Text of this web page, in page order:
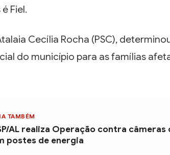
Fiel.
Cecília Rocha (PSC),
do município para as famílias
TAMBÉM
AL realiza Operação contra
postes de energia